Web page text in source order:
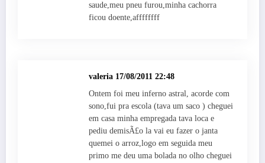
saude,meu pneu furou,minha cachorra
ficou doente,affffffff
valeria 17/08/2011 22:48
Ontem foi meu inferno astral, acorde com
sono,fui pra escola (tava um saco ) cheguei
em casa minha empregada tava loca e
pediu demisÃ£o la vai eu fazer o janta
quemei o arroz,logo em seguida meu
primo me deu uma bolada no olho cheguei